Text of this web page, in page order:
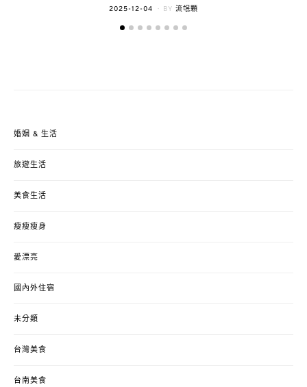
POSTED
2025-12-04 BY 流氓顆
婚姻 & 生活
旅遊生活
美食生活
瘦瘦瘦身
愛漂亮
國內外住宿
未分類
台灣美食
台南美食